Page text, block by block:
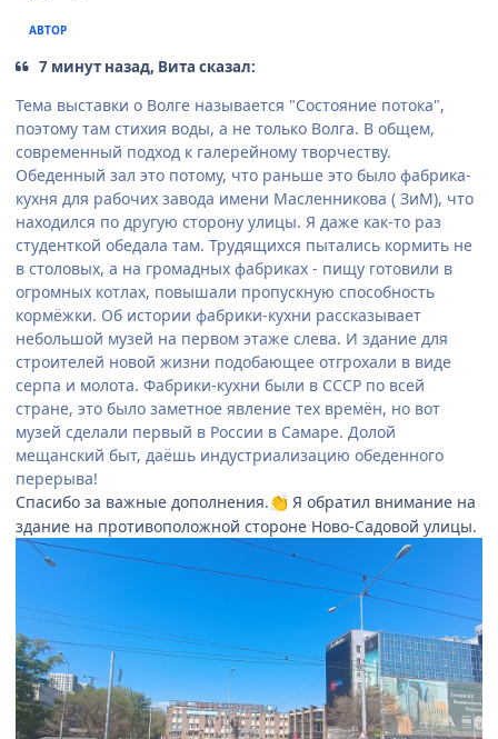
АВТОР
7 минут назад, Вита сказал:
Тема выставки о Волге называется "Состояние потока",
поэтому там стихия воды, а не только Волга. В общем,
современный подход к галерейному творчеству.
Обеденный зал это потому, что раньше это было фабрика-
кухня для рабочих завода имени Масленникова ( ЗиМ), что
находился по другую сторону улицы. Я даже как-то раз
студенткой обедала там. Трудящихся пытались кормить не
в столовых, а на громадных фабриках - пищу готовили в
огромных котлах, повышали пропускную способность
кормёжки. Об истории фабрики-кухни рассказывает
небольшой музей на первом этаже слева. И здание для
строителей новой жизни подобающее отгрохали в виде
серпа и молота. Фабрики-кухни были в СССР по всей
стране, это было заметное явление тех времён, но вот
музей сделали первый в России в Самаре. Долой
мещанский быт, даёшь индустриализацию обеденного
перерыва!
Спасибо за важные дополнения.👏 Я обратил внимание на
здание на противоположной стороне Ново-Садовой улицы.